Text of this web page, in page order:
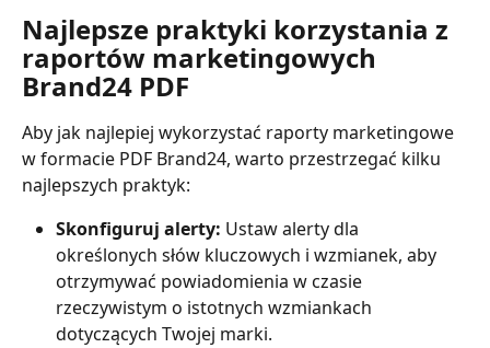
Najlepsze praktyki korzystania z
raportów marketingowych
Brand24 PDF
Aby jak najlepiej wykorzystać raporty marketingowe
w formacie PDF Brand24, warto przestrzegać kilku
najlepszych praktyk:
Skonfiguruj alerty: Ustaw alerty dla
określonych słów kluczowych i wzmianek, aby
otrzymywać powiadomienia w czasie
rzeczywistym o istotnych wzmiankach
dotyczących Twojej marki.